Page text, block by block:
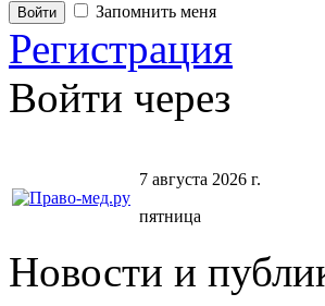
Запомнить меня
Регистрация
Войти через
7 августа 2026 г.
пятница
Новости и